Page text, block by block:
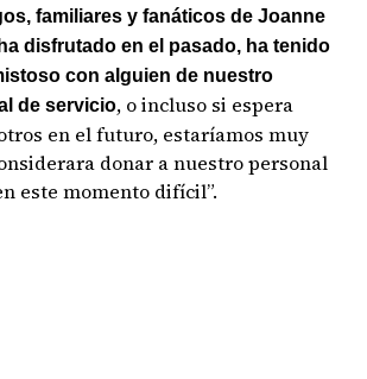
familiares y fanáticos de Joanne
disfrutado en el pasado, ha tenido
con alguien de nuestro
de servicio, o incluso si espera
en el futuro, estaríamos muy
donar a nuestro personal
este momento difícil”.